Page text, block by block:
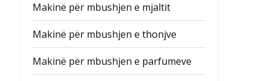
Makinë për mbushjen e mjaltit
Makinë për mbushjen e thonjve
Makinë për mbushjen e parfumeve